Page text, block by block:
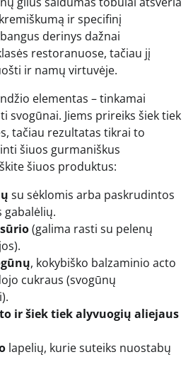
ir specifinį
derinys dažnai
restoranuose, tačiau jį
ir namų virtuvėje.
elementas – tinkamai
svogūnai. Jiems prireiks šiek tiek
tačiau rezultatas tikrai to
šiuos gurmaniškus
šiuos produktus:
su sėklomis arba paskrudintos
gabalėlių.
(galima rasti su pelenų
, kokybiško balzaminio acto
cukraus (svogūnų
ir šiek tiek alyvuogių aliejaus
lapelių, kurie suteiks nuostabų